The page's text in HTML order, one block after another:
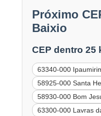
Próximo
Baixio
CEP dentro 25
63340-000
58925-000 Santa
58930-000 Bom
63300-000 Lavras